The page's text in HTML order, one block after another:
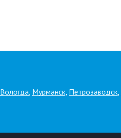
Вологда, Мурманск, Петрозаводск,